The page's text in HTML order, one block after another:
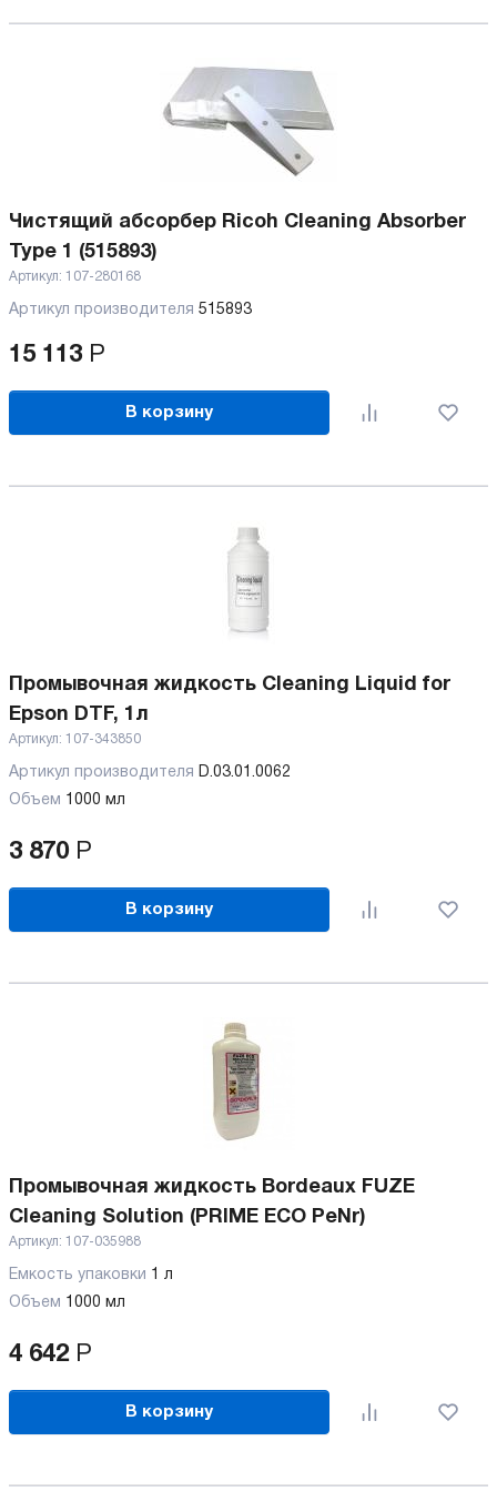
Чистящий абсорбер Ricoh Cleaning Absorber
Type 1 (515893)
Артикул: 107-280168
Артикул производителя 515893
15 113 Р
В корзину
Промывочная жидкость Cleaning Liquid for
Epson DTF, 1л
Артикул: 107-343850
Артикул производителя D.03.01.0062
Объем 1000 мл
3 870 Р
В корзину
Промывочная жидкость Bordeaux FUZE
Cleaning Solution (PRIME ECO PeNr)
Артикул: 107-035988
Емкость упаковки 1 л
Объем 1000 мл
4 642 Р
В корзину